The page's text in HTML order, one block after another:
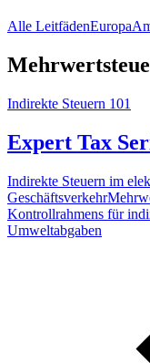
Alle LeitfädenEuropa
Indirekte Steuern 101
Expert Tax
Indirekte Steuern im
Geschäftsverkehr
Kontrollrahmens für
Umweltabgaben